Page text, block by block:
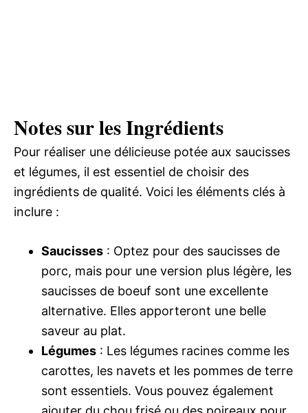
Notes sur les Ingrédients
Pour réaliser une délicieuse potée aux saucisses
et légumes, il est essentiel de choisir des
ingrédients de qualité. Voici les éléments clés à
inclure :
Saucisses : Optez pour des saucisses de
porc, mais pour une version plus légère, les
saucisses de boeuf sont une excellente
alternative. Elles apporteront une belle
saveur au plat.
Légumes : Les légumes racines comme les
carottes, les navets et les pommes de terre
sont essentiels. Vous pouvez également